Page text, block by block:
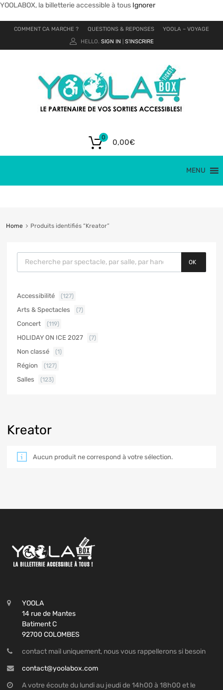
YOOLABOX, la billetterie accessible à tous Ignorer
COMMENT CA MARCHE ? QUESTIONS & REPONSES
YOOLA – VOYAGE
HELLO. SIGN IN S'INSCRIRE
0,00€
0
MENU
Home Produits identifiés “Kreator”
Kreator
Aucun produit ne correspond à votre sélection.
OK
Accessibilité (127)
Arts & Spectacles (7)
Concert (119)
HOLIDAY ON ICE 2027 (7)
Non classé (1)
Région (127)
Salles (123)
YOOLA
14 rue de Mantes
Batiment C
92700 COLOMBES
contact mail uniquement, nous vous rappellerons si besoin
contact@yoolabox.com
A votre écoute du lundi au jeudi de 14h00 à 18h00 et le